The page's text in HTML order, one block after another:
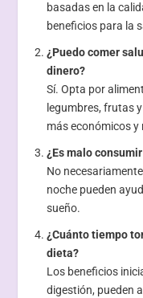
basadas en la
beneficios para la
¿Puedo comer
dinero?
Sí. Opta por
legumbres, frutas
más económicos
¿Es malo
No
noche pueden
sueño.
¿Cuánto tiempo
dieta?
Los beneficios
digestión, pueden